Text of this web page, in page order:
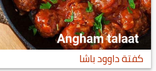
كفتة داوود باشا